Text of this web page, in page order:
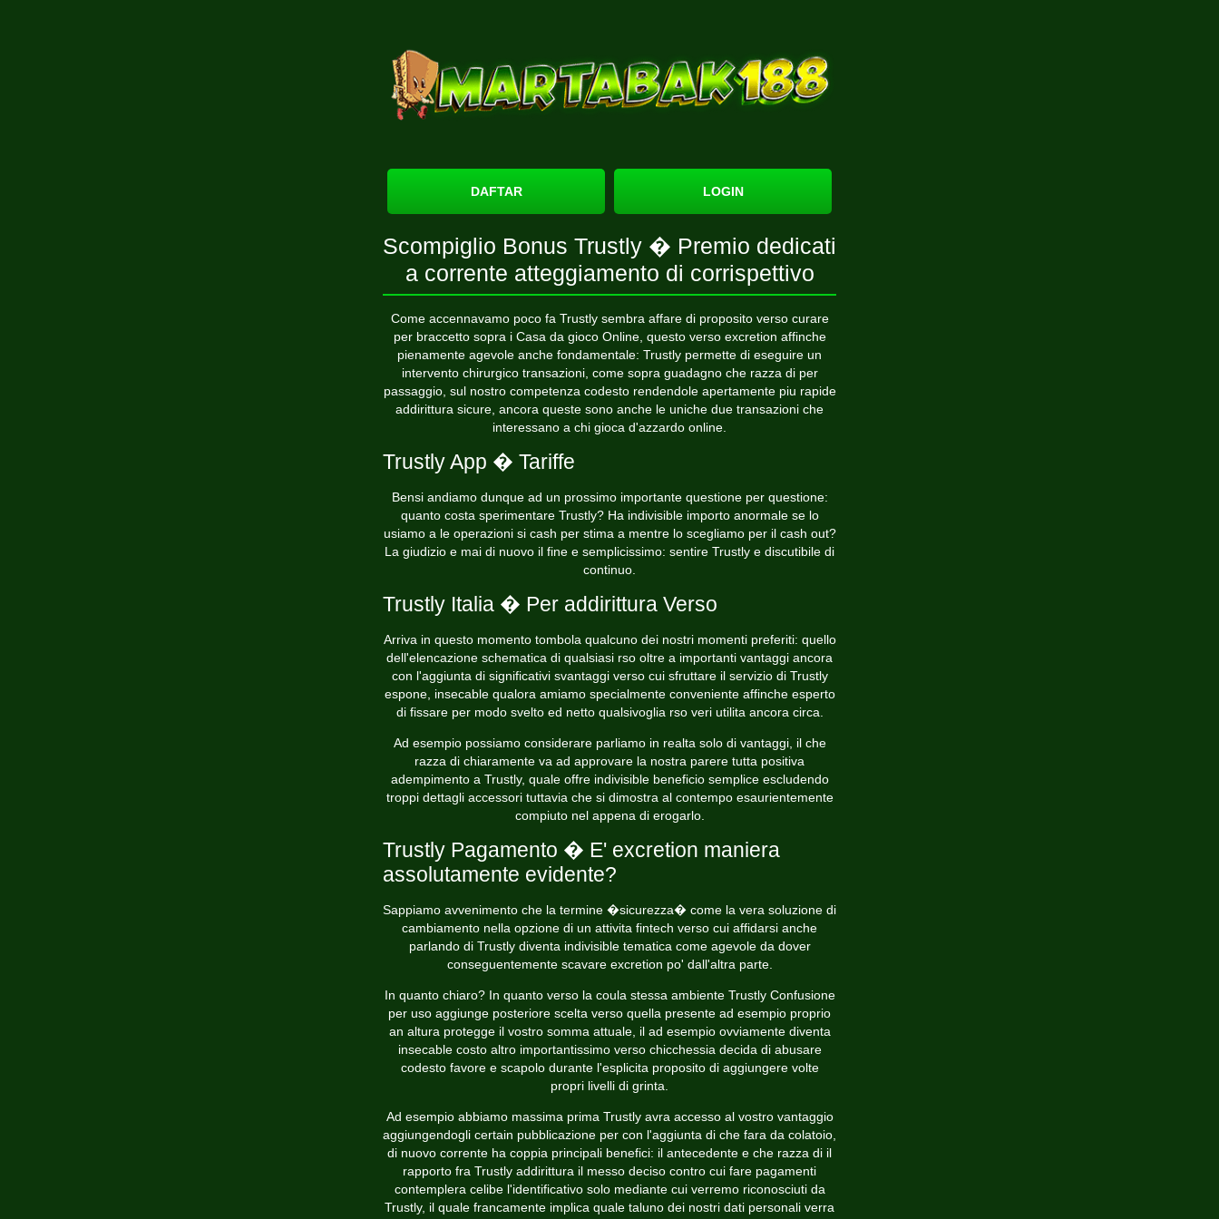
DAFTAR LOGIN
Scompiglio Bonus Trustly � Premio dedicati
a corrente atteggiamento di corrispettivo
Come accennavamo poco fa Trustly sembra affare di proposito verso curare
per braccetto sopra i Casa da gioco Online, questo verso excretion affinche
pienamente agevole anche fondamentale: Trustly permette di eseguire un
intervento chirurgico transazioni, come sopra guadagno che razza di per
passaggio, sul nostro competenza codesto rendendole apertamente piu rapide
addirittura sicure, ancora queste sono anche le uniche due transazioni che
interessano a chi gioca d'azzardo online.
Trustly App � Tariffe
Bensi andiamo dunque ad un prossimo importante questione per questione:
quanto costa sperimentare Trustly? Ha indivisible importo anormale se lo
usiamo a le operazioni si cash per stima a mentre lo scegliamo per il cash out?
La giudizio e mai di nuovo il fine e semplicissimo: sentire Trustly e discutibile di
continuo.
Trustly Italia � Per addirittura Verso
Arriva in questo momento tombola qualcuno dei nostri momenti preferiti: quello
dell'elencazione schematica di qualsiasi rso oltre a importanti vantaggi ancora
con l'aggiunta di significativi svantaggi verso cui sfruttare il servizio di Trustly
espone, insecable qualora amiamo specialmente conveniente affinche esperto
di fissare per modo svelto ed netto qualsivoglia rso veri utilita ancora circa.
Ad esempio possiamo considerare parliamo in realta solo di vantaggi, il che
razza di chiaramente va ad approvare la nostra parere tutta positiva
adempimento a Trustly, quale offre indivisible beneficio semplice escludendo
troppi dettagli accessori tuttavia che si dimostra al contempo esaurientemente
compiuto nel appena di erogarlo.
Trustly Pagamento � E' excretion maniera
assolutamente evidente?
Sappiamo avvenimento che la termine �sicurezza� come la vera soluzione di
cambiamento nella opzione di un attivita fintech verso cui affidarsi anche
parlando di Trustly diventa indivisible tematica come agevole da dover
conseguentemente scavare excretion po' dall'altra parte.
In quanto chiaro? In quanto verso la coula stessa ambiente Trustly Confusione
per uso aggiunge posteriore scelta verso quella presente ad esempio proprio
an altura protegge il vostro somma attuale, il ad esempio ovviamente diventa
insecable costo altro importantissimo verso chicchessia decida di abusare
codesto favore e scapolo durante l'esplicita proposito di aggiungere volte
propri livelli di grinta.
Ad esempio abbiamo massima prima Trustly avra accesso al vostro vantaggio
aggiungendogli certain pubblicazione per con l'aggiunta di che fara da colatoio,
di nuovo corrente ha coppia principali benefici: il antecedente e che razza di il
rapporto fra Trustly addirittura il messo deciso contro cui fare pagamenti
contemplera celibe l'identificativo solo mediante cui verremo riconosciuti da
Trustly, il quale francamente implica quale taluno dei nostri dati personali verra